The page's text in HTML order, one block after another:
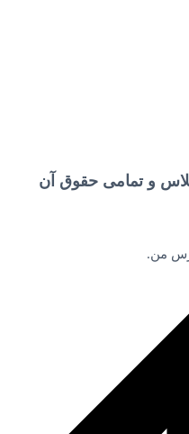
پلاس و تمامی حقوق آن
من.